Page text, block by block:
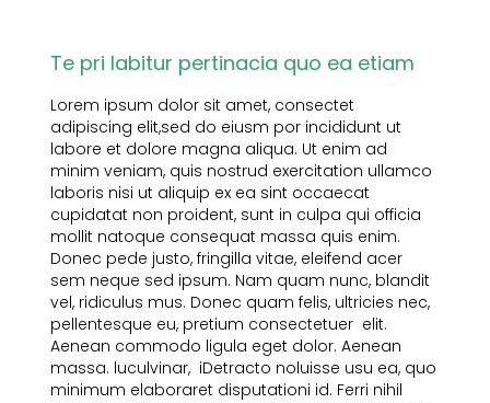
Te pri labitur pertinacia quo ea etiam
Lorem ipsum dolor sit amet, consectet
adipiscing elit,sed do eiusm por incididunt ut
labore et dolore magna aliqua. Ut enim ad
minim veniam, quis nostrud exercitation ullamco
laboris nisi ut aliquip ex ea sint occaecat
cupidatat non proident, sunt in culpa qui officia
mollit natoque consequat massa quis enim.
Donec pede justo, fringilla vitae, eleifend acer
sem neque sed ipsum. Nam quam nunc, blandit
vel, ridiculus mus. Donec quam felis, ultricies nec,
pellentesque eu, pretium consectetuer elit.
Aenean commodo ligula eget dolor. Aenean
massa. luculvinar, iDetracto noluisse usu ea, quo
minimum elaboraret disputationi id. Ferri nihil